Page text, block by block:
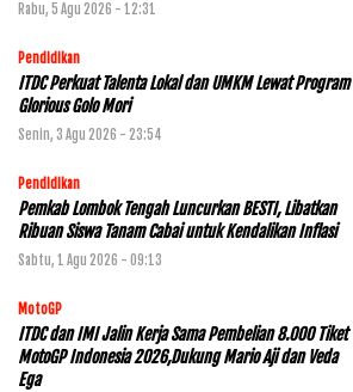
Rabu, 5 Agu 2026 - 12:31
Pendidikan
ITDC Perkuat Talenta Lokal dan UMKM Lewat Program
Glorious Golo Mori
Senin, 3 Agu 2026 - 23:54
Pendidikan
Pemkab Lombok Tengah Luncurkan BESTI, Libatkan
Ribuan Siswa Tanam Cabai untuk Kendalikan Inflasi
Sabtu, 1 Agu 2026 - 09:13
MotoGP
ITDC dan IMI Jalin Kerja Sama Pembelian 8.000 Tiket
MotoGP Indonesia 2026,Dukung Mario Aji dan Veda
Ega